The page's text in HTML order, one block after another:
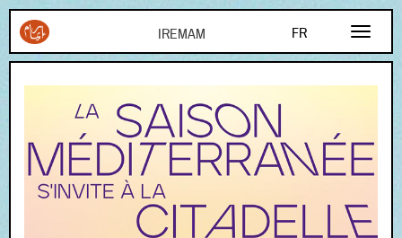
FR
EN
Aller au contenu principal